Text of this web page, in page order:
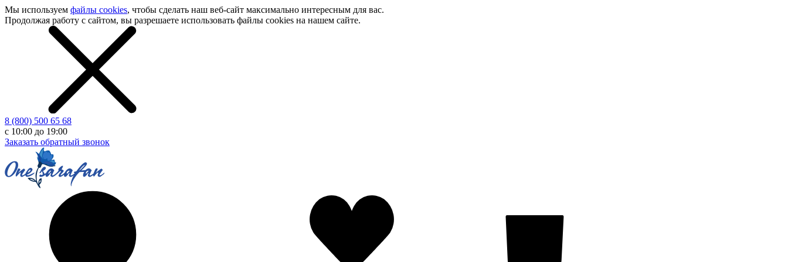
Мы используем файлы cookies, чтобы сделать наш веб-сайт максимально интересным для вас.
Продолжая работу с сайтом, вы разрешаете использовать файлы cookies на нашем сайте.
8 (800) 500 65 68
с 10:00 до 19:00
Заказать обратный звонок